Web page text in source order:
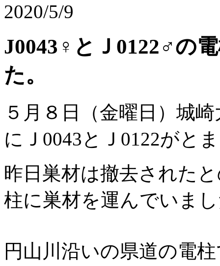
2020/5/9
J0043♀とＪ0122♂の
た。
５月８日（金曜日）城
にＪ0043とＪ0122がと
昨日巣材は撤去された
柱に巣材を運んでいま
円山川沿いの県道の電